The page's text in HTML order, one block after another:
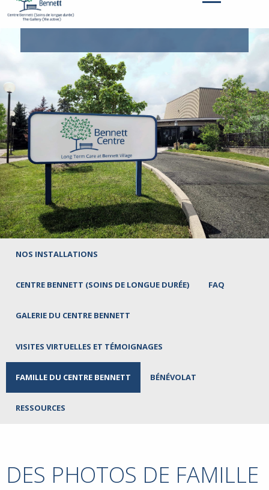
NOS INSTALLATIONS
CENTRE BENNETT (SOINS DE LONGUE DURÉE) FAQ
GALERIE DU CENTRE BENNETT
VISITES VIRTUELLES ET TÉMOIGNAGES
FAMILLE DU CENTRE BENNETT BÉNÉVOLAT
RESSOURCES
DES PHOTOS DE FAMILLE